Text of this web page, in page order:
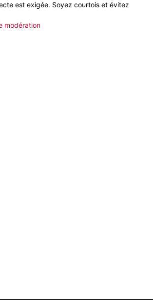
est exigée. Soyez courtois et évitez
modération